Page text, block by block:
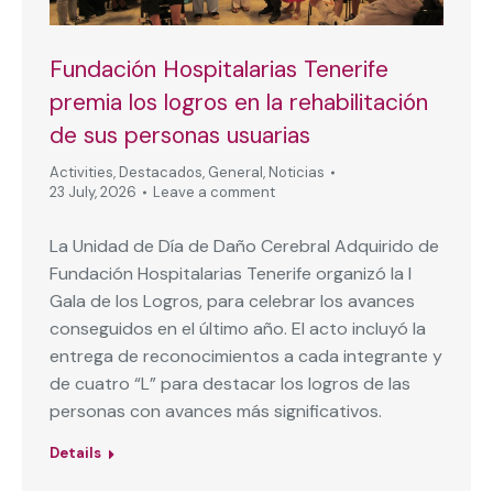
Fundación Hospitalarias Tenerife
premia los logros en la rehabilitación
de sus personas usuarias
Activities, Destacados, General, Noticias
23 July, 2026
Leave a comment
La Unidad de Día de Daño Cerebral Adquirido de
Fundación Hospitalarias Tenerife organizó la I
Gala de los Logros, para celebrar los avances
conseguidos en el último año. El acto incluyó la
entrega de reconocimientos a cada integrante y
de cuatro “L” para destacar los logros de las
personas con avances más significativos.
Details